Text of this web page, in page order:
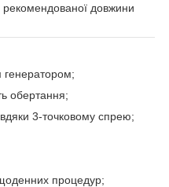
рекомендованої довжини
генератором;
обертання;
3-точковому спрею;
процедур;